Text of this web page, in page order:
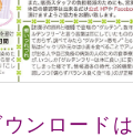
ウンロード